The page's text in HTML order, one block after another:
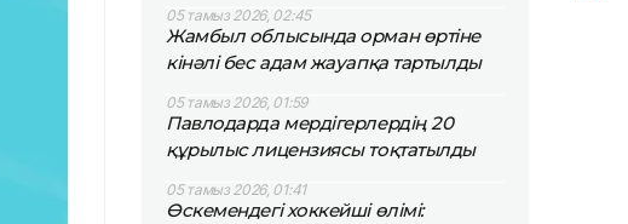
05 тамыз 2026, 02:45
Жамбыл облысында орман өртіне
кінәлі бес адам жауапқа тартылды
05 тамыз 2026, 01:59
Павлодарда мердігерлердің 20
құрылыс лицензиясы тоқтатылды
05 тамыз 2026, 01:41
Өскемендегі хоккейші өлімі: